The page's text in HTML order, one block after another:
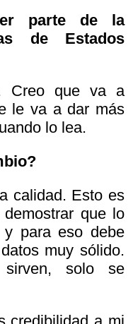
parte de la
de Estados
Creo que va a
le va a dar más
lo lea.
calidad. Esto es
que lo
para eso debe
muy sólido.
solo se